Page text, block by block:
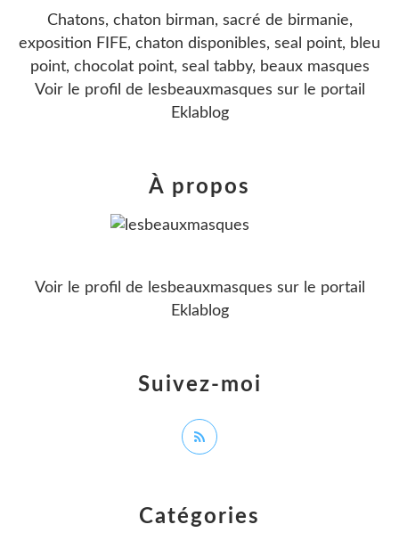
Catégories
Chatons, chaton birman, sacré de birmanie,
exposition FIFE, chaton disponibles, seal point, bleu
point, chocolat point, seal tabby, beaux masques
Voir le profil de lesbeauxmasques sur le portail
Eklablog
Suivez-moi
À propos
Voir le profil de lesbeauxmasques sur le portail
Eklablog